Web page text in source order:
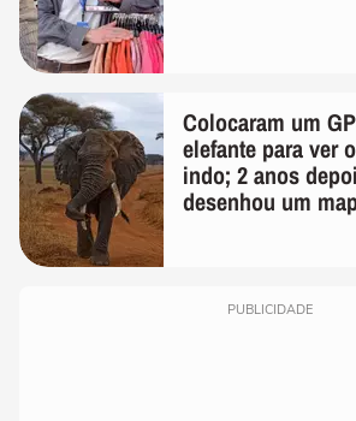
Colocaram um
elefante para ver
indo; 2 anos
desenhou um
PUBLICIDADE